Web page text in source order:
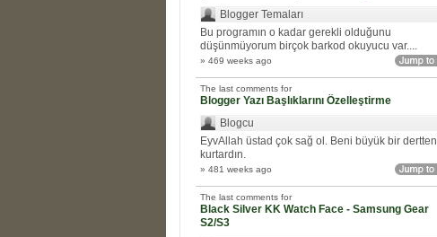
Blogger Temaları
Bu programın o kadar gerekli olduğunu
düşünmüyorum birçok barkod okuyucu var....
» 469 weeks ago
The last comments for
Blogger Yazı Başlıklarını Özelleştirme
Blogcu
EyvAllah üstad çok sağ ol. Beni büyük bir dertten
kurtardın.
» 481 weeks ago
The last comments for
Black Silver KK Watch Face - Samsung Gear
S2/S3